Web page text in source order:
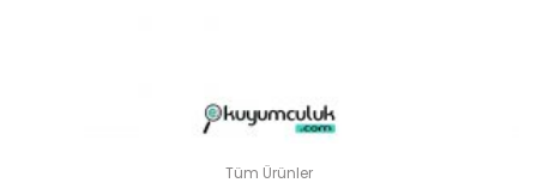
Tüm Ürünler